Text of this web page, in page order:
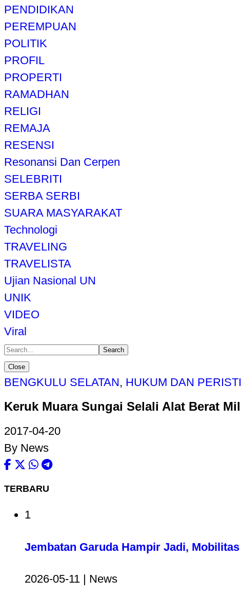
PENDIDIKAN
PEREMPUAN
POLITIK
PROFIL
PROPERTI
RAMADHAN
RELIGI
REMAJA
RESENSI
Resonansi Dan Cerpen
SELEBRITI
SERBA SERBI
SUARA MASYARAKAT
Technologi
TRAVELING
TRAVELISTA
Ujian Nasional UN
UNIK
VIDEO
Viral
Search
Close
BENGKULU SELATAN, HUKUM DAN
Keruk Muara Sungai Selali Alat Berat
2017-04-20
By News
TERBARU
1
Jembatan Garuda Hampir Jadi,
2026-05-11 | News